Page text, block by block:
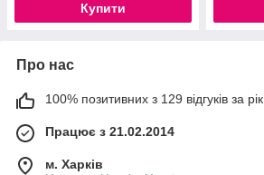
Купити
Про нас
100% позитивних з 129 відгуків за рік
Працює з 21.02.2014
м. Харків